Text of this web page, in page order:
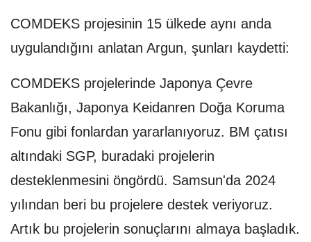
COMDEKS projesinin 15 ülkede aynı anda
uygulandığını anlatan Argun, şunları kaydetti:
COMDEKS projelerinde Japonya Çevre
Bakanlığı, Japonya Keidanren Doğa Koruma
Fonu gibi fonlardan yararlanıyoruz. BM çatısı
altındaki SGP, buradaki projelerin
desteklenmesini öngördü. Samsun'da 2024
yılından beri bu projelere destek veriyoruz.
Artık bu projelerin sonuçlarını almaya başladık.